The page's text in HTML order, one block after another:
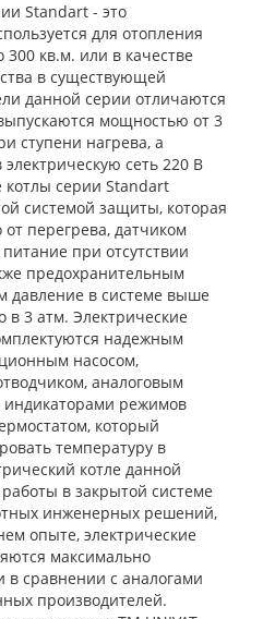
Standart - это
для отопления
кв.м. или в качестве
в существующей
данной серии отличаются
мощностью от 3
ступени нагрева, а
сеть 220 В
котлы серии Standart
системой защиты, которая
от перегрева, датчиком
при отсутствии
предохранительным
давление в системе выше
в 3 атм. Электрические
надежным
насосом,
аналоговым
режимов
который
температуру в
котле данной
в закрытой системе
инженерных решений,
опыте, электрические
максимально
в сравнении с аналогами
производителей.